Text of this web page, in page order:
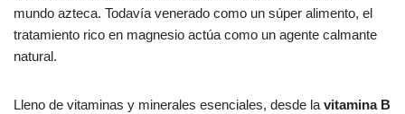
mundo azteca. Todavía venerado como un súper alimento, el
tratamiento rico en magnesio actúa como un agente calmante
natural.
Lleno de vitaminas y minerales esenciales, desde la vitamina B